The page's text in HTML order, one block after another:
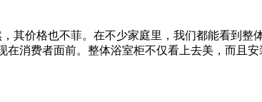
价格也不菲。在不少家庭里，我们都能看到整
消费者面前。整体浴室柜不仅看上去美，而且安